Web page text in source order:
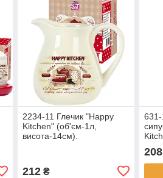
2234-11 Глечик "Happy
Kitchen" (об'єм-1л,
висота-14см).
212₴
631-
208